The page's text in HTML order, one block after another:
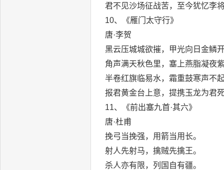
君不见沙场征战苦，至今犹忆李将
10、《雁门太守行》
唐·李贺
黑云压城城欲摧，甲光向日金鳞开
角声满天秋色里，塞上燕脂凝夜紫
半卷红旗临易水，霜重鼓寒声不起
报君黄金台上意，提携玉龙为君死
11、《前出塞九首·其六》
唐·杜甫
挽弓当挽强，用箭当用长。
射人先射马，擒贼先擒王。
杀人亦有限，列国自有疆。